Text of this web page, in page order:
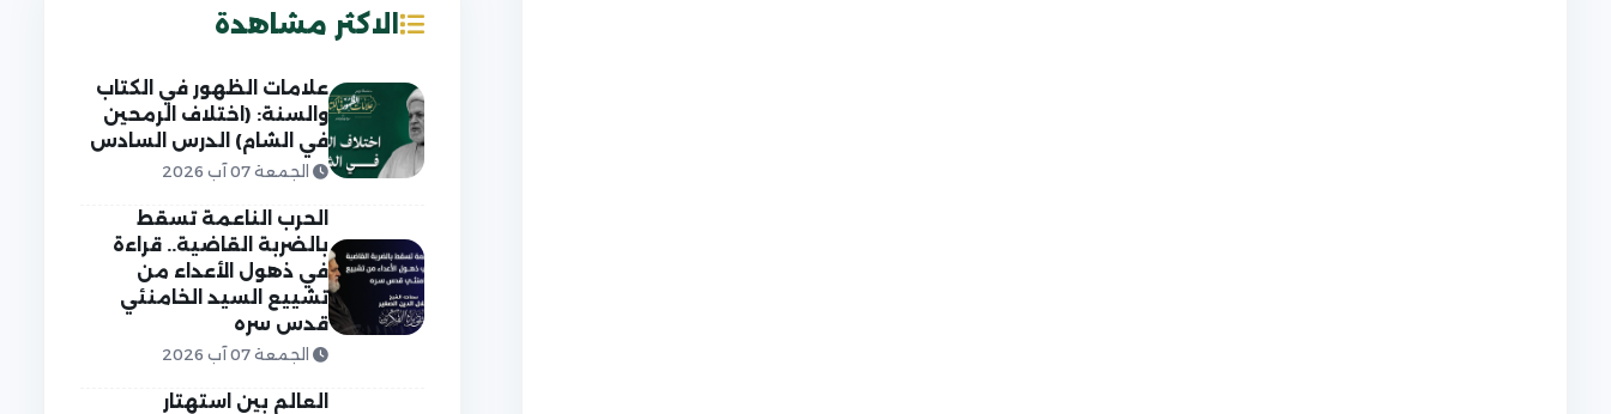
الاكثر مشاهدة
علامات الظهور في الكتاب
والسنة: (اختلاف الرمحين
في الشام) الدرس السادس
الجمعة 07 آب 2026
الحرب الناعمة تسقط
بالضربة القاضية.. قراءة
في ذهول الأعداء من
تشييع السيد الخامنئي
قدس سره
الجمعة 07 آب 2026
العالم بين استهتار